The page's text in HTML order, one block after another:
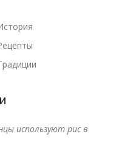
используют рис в